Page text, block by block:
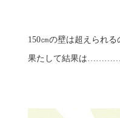
150㎝の壁は超えら
果たして結果は